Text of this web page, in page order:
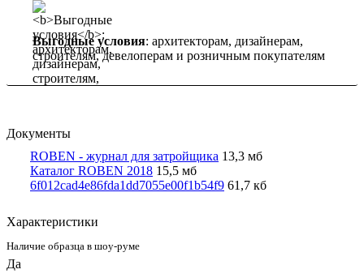
Выгодные условия: архитекторам, дизайнерам,
строителям, девелоперам и розничным покупателям
Документы
ROBEN - журнал для затройщика 13,3 мб
Каталог ROBEN 2018 15,5 мб
6f012cad4e86fda1dd7055e00f1b54f9 61,7 кб
Характеристики
Наличие образца в шоу-руме
Да